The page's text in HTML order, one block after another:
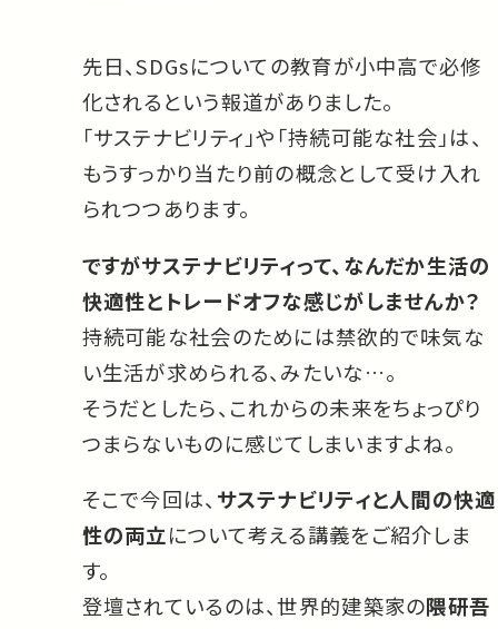
先日、SDGsについての教育が小中高で必修
化されるという報道がありました。
「サステナビリティ」や「持続可能な社会」は、
もうすっかり当たり前の概念として受け入れ
られつつあります。
ですがサステナビリティって、なんだか生活の
快適性とトレードオフな感じがしませんか？
持続可能な社会のためには禁欲的で味気な
い生活が求められる、みたいな…。
そうだとしたら、これからの未来をちょっぴり
つまらないものに感じてしまいますよね。
そこで今回は、 サステナビリティと人間の快適
性の両立について考える講義をご紹介しま
す。
登壇されているのは、世界的建築家の隈研吾